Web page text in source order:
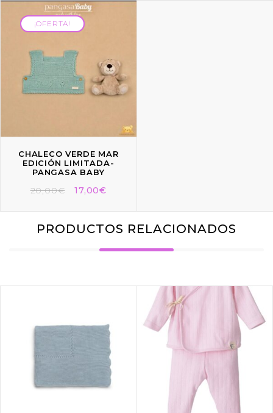
¡OFERTA!
¡OFERTA!
CHALECO VERDE MAR
EDICIÓN LIMITADA-
PANGASA BABY
20,00€ 17,00€
PRODUCTOS RELACIONADOS